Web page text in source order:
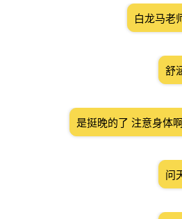
白龙马老
舒
是挺晚的了 注意身体
问